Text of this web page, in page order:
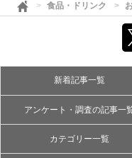
食品・ドリンク
新着記事一覧
アンケート・調査の記事一
カテゴリー一覧